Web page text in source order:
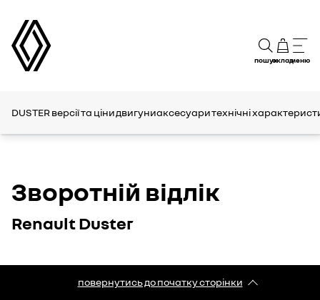
пошукскладменю
DUSTERверсії та цінидвигуниаксесуаритехнічні
Зворотній відлік
Renault Duster
повернутись до початку сторінки